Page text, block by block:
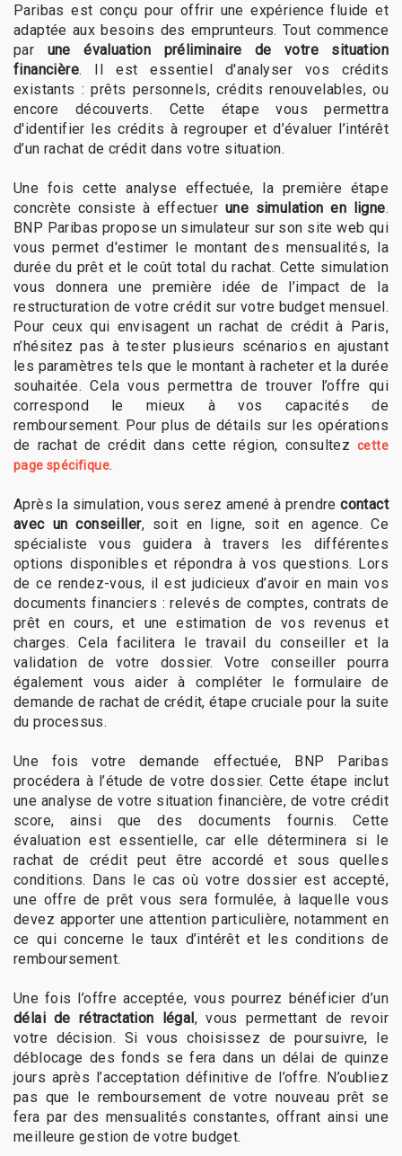
Paribas est conçu pour offrir une expérience fluide et
adaptée aux besoins des emprunteurs. Tout commence
par une évaluation préliminaire de votre situation
financière. Il est essentiel d'analyser vos crédits
existants : prêts personnels, crédits renouvelables, ou
encore découverts. Cette étape vous permettra
d'identifier les crédits à regrouper et d’évaluer l’intérêt
d’un rachat de crédit dans votre situation.
Une fois cette analyse effectuée, la première étape
concrète consiste à effectuer une simulation en ligne.
BNP Paribas propose un simulateur sur son site web qui
vous permet d'estimer le montant des mensualités, la
durée du prêt et le coût total du rachat. Cette simulation
vous donnera une première idée de l’impact de la
restructuration de votre crédit sur votre budget mensuel.
Pour ceux qui envisagent un rachat de crédit à Paris,
n’hésitez pas à tester plusieurs scénarios en ajustant
les paramètres tels que le montant à racheter et la durée
souhaitée. Cela vous permettra de trouver l’offre qui
correspond le mieux à vos capacités de
remboursement. Pour plus de détails sur les opérations
de rachat de crédit dans cette région, consultez cette
page spécifique.
Après la simulation, vous serez amené à prendrecontact
avec un conseiller, soit en ligne, soit en agence. Ce
spécialiste vous guidera à travers les différentes
options disponibles et répondra à vos questions. Lors
de ce rendez-vous, il est judicieux d’avoir en main vos
documents financiers : relevés de comptes, contrats de
prêt en cours, et une estimation de vos revenus et
charges. Cela facilitera le travail du conseiller et la
validation de votre dossier. Votre conseiller pourra
également vous aider à compléter le formulaire de
demande de rachat de crédit, étape cruciale pour la suite
du processus.
Une fois votre demande effectuée, BNP Paribas
procédera à l’étude de votre dossier. Cette étape inclut
une analyse de votre situation financière, de votre crédit
score, ainsi que des documents fournis. Cette
évaluation est essentielle, car elle déterminera si le
rachat de crédit peut être accordé et sous quelles
conditions. Dans le cas où votre dossier est accepté,
une offre de prêt vous sera formulée, à laquelle vous
devez apporter une attention particulière, notamment en
ce qui concerne le taux d’intérêt et les conditions de
remboursement.
Une fois l’offre acceptée, vous pourrez bénéficier d’un
délai de rétractation légal, vous permettant de revoir
votre décision. Si vous choisissez de poursuivre, le
déblocage des fonds se fera dans un délai de quinze
jours après l’acceptation définitive de l’offre. N’oubliez
pas que le remboursement de votre nouveau prêt se
fera par des mensualités constantes, offrant ainsi une
meilleure gestion de votre budget.